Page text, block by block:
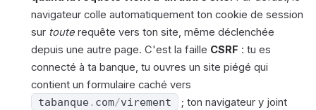
navigateur colle automatiquement ton cookie de session
sur toute requête vers ton site, même déclenchée
depuis une autre page. C'est la faille CSRF : tu es
connecté à ta banque, tu ouvres un site piégé qui
contient un formulaire caché vers
tabanque. com/virement
; ton navigateur y joint